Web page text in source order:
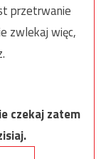
przetrwanie
zwlekaj więc,
czekaj zatem